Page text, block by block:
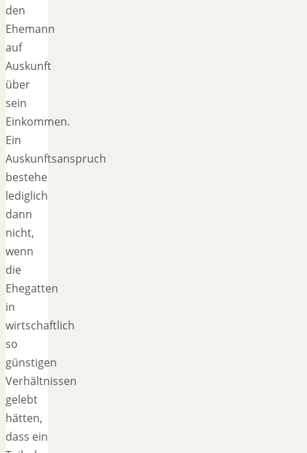
den
Ehemann
auf
Auskunft
über
sein
Einkommen.
Ein
Auskunftsanspruch
bestehe
lediglich
dann
nicht,
wenn
die
Ehegatten
in
wirtschaftlich
so
günstigen
Verhältnissen
gelebt
hätten,
dass ein